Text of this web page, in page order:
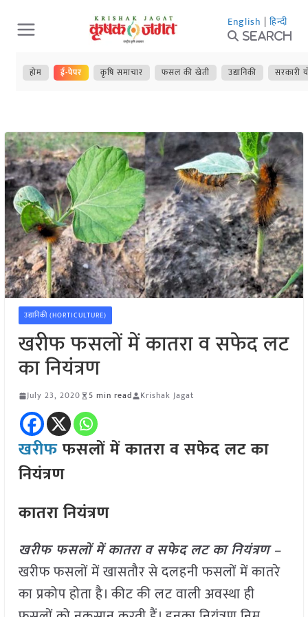
Skip
to
content
English | हिन्दी
Search
होम ई-पेपर कृषि समाचार फसल की खेती उद्यानिकी सरकारी
उद्यानिकी (HORTICULTURE)
खरीफ फसलों में कातरा व सफेद लट
का नियंत्रण
July 23, 2020 5 min read Krishak Jagat
खरीफफसलों में कातरा व सफेद लट का
नियंत्रण
कातरा नियंत्रण
खरीफ फसलों में कातरा व सफेद लट का नियंत्रण –
खरीफ फसलों में खासतौर से दलहनी फसलों में कातरे
का प्रकोप होता है। कीट की लट वाली अवस्था ही